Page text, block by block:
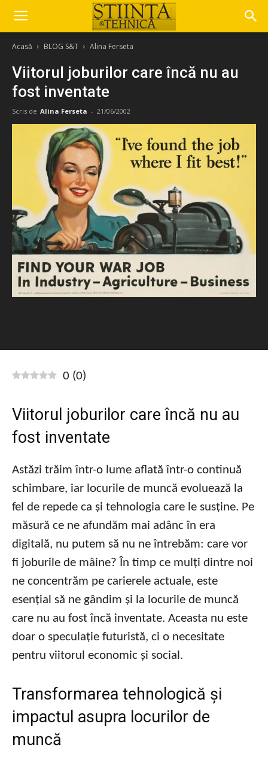
Acasă BLOG S&T Alina Ferseta
Viitorul joburilor care încă nu au
fost inventate
Scris de Alina Ferseta - 21/06/2002
0 (0)
Viitorul joburilor care încă nu au
fost inventate
Astăzi trăim într-o lume aflată într-o continuă
schimbare, iar locurile de muncă evoluează la
fel de repede ca și tehnologia care le susține. Pe
măsură ce ne afundăm mai adânc în era
digitală, nu putem să nu ne întrebăm: care vor
fi joburile de mâine? În timp ce mulți dintre noi
ne concentrăm pe carierele actuale, este
esențial să ne gândim și la locurile de muncă
care nu au fost încă inventate. Aceasta nu este
doar o speculație futuristă, ci o necesitate
pentru viitorul economic și social.
Transformarea tehnologică și
impactul asupra locurilor de
muncă